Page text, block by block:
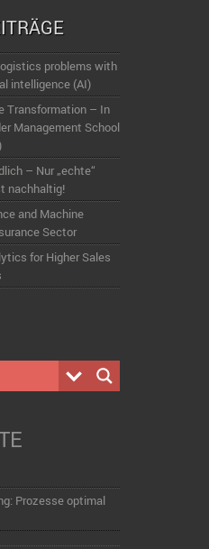
problems with
intelligence (AI)
Transformation – In
Management School
– Nur „echte“
nachhaltig!
and Machine
Sector
for Higher Sales
Prozesse optimal